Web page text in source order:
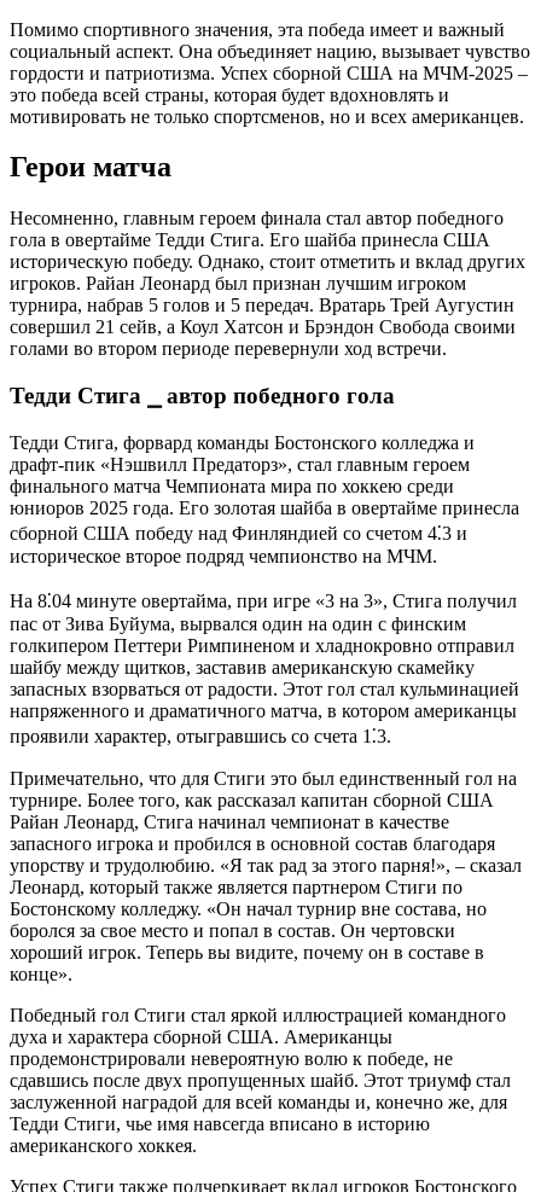
Помимо спортивного значения, эта победа имеет и важный
социальный аспект. Она объединяет нацию, вызывает чувство
гордости и патриотизма. Успех сборной США на МЧМ-2025 –
это победа всей страны, которая будет вдохновлять и
мотивировать не только спортсменов, но и всех американцев.
Герои матча
Несомненно, главным героем финала стал автор победного
гола в овертайме Тедди Стига. Его шайба принесла США
историческую победу. Однако, стоит отметить и вклад других
игроков. Райан Леонард был признан лучшим игроком
турнира, набрав 5 голов и 5 передач. Вратарь Трей Аугустин
совершил 21 сейв, а Коул Хатсон и Брэндон Свобода своими
голами во втором периоде перевернули ход встречи.
Тедди Стига ⎯ автор победного гола
Тедди Стига, форвард команды Бостонского колледжа и
драфт-пик «Нэшвилл Предаторз», стал главным героем
финального матча Чемпионата мира по хоккею среди
юниоров 2025 года. Его золотая шайба в овертайме принесла
сборной США победу над Финляндией со счетом 4⁚3 и
историческое второе подряд чемпионство на МЧМ.
На 8⁚04 минуте овертайма, при игре «3 на 3», Стига получил
пас от Зива Буйума, вырвался один на один с финским
голкипером Петтери Римпиненом и хладнокровно отправил
шайбу между щитков, заставив американскую скамейку
запасных взорваться от радости. Этот гол стал кульминацией
напряженного и драматичного матча, в котором американцы
проявили характер, отыгравшись со счета 1⁚3.
Примечательно, что для Стиги это был единственный гол на
турнире. Более того, как рассказал капитан сборной США
Райан Леонард, Стига начинал чемпионат в качестве
запасного игрока и пробился в основной состав благодаря
упорству и трудолюбию. «Я так рад за этого парня!», – сказал
Леонард, который также является партнером Стиги по
Бостонскому колледжу. «Он начал турнир вне состава, но
боролся за свое место и попал в состав. Он чертовски
хороший игрок. Теперь вы видите, почему он в составе в
конце».
Победный гол Стиги стал яркой иллюстрацией командного
духа и характера сборной США. Американцы
продемонстрировали невероятную волю к победе, не
сдавшись после двух пропущенных шайб. Этот триумф стал
заслуженной наградой для всей команды и, конечно же, для
Тедди Стиги, чье имя навсегда вписано в историю
американского хоккея.
Успех Стиги также подчеркивает вклад игроков Бостонского